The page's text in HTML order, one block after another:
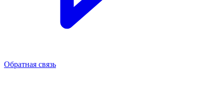
Обратная связь